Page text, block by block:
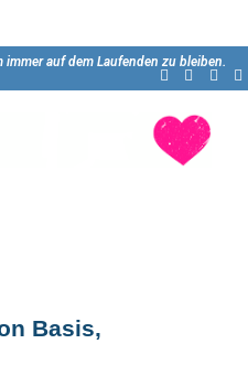
auf dem Laufenden zu bleiben.
Basis,